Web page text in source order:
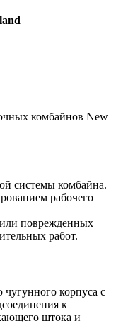
комбайнов New
системы комбайна.
рабочего
поврежденных
работ.
чугунного корпуса с
к
штока и